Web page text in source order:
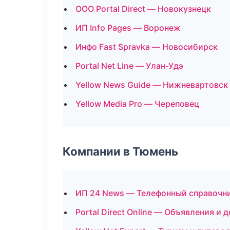
ООО Portal Direct — Новокузнецк
ИП Info Pages — Воронеж
Инфо Fast Spravka — Новосибирск
Portal Net Line — Улан-Удэ
Yellow News Guide — Нижневартовск
Yellow Media Pro — Череповец
Компании в Тюмень
ИП 24 News — Телефонный
Portal Direct Online — Объявления и